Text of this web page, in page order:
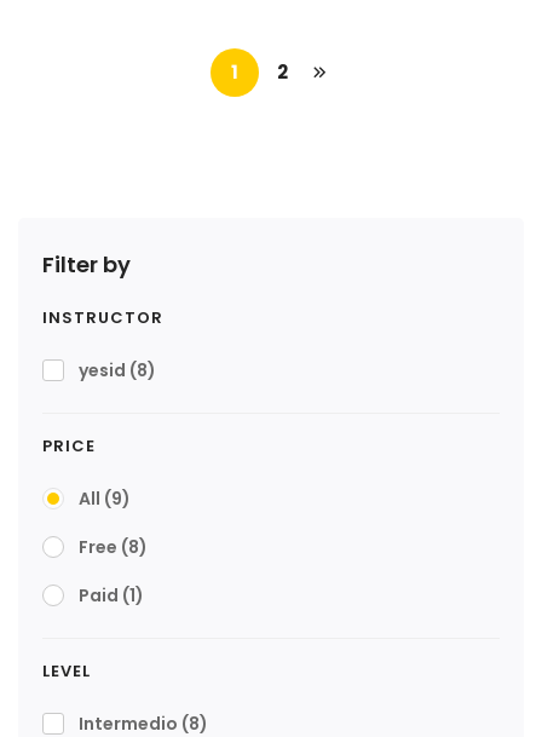
Filter by
INSTRUCTOR
yesid (8)
PRICE
All (9)
Free (8)
Paid (1)
LEVEL
Intermedio (8)
1 2